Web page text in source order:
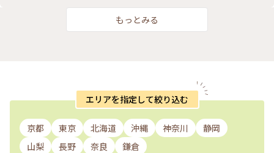
もっとみる
エリアを指定して絞り込む
京都 東京 北海道 沖縄 神奈川
静岡
山梨
長野 奈良 鎌倉